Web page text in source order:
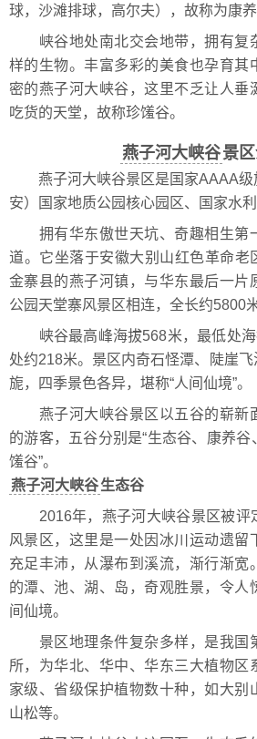
球，沙滩排球，高尔夫），故称为康养
峡谷地处南北交会地带，拥有复
样的生物。丰富多彩的美食也孕育其
密的燕子河大峡谷，这里不乏让人垂
吃货的天堂，故称珍馐谷。
燕子河大峡谷景
燕子河大峡谷景区是国家AAAA级
安）国家地质公园核心园区、国家水利
拥有华东傲世天坑、奇趣相生第
道。它坐落于安徽大别山红色革命
金寨县的燕子河镇，与华东最后一片
公园天堂寨风景区相连，全长约5800米
峡谷最高峰海拔568米，最低处海
处约218米。景区内奇石怪潭、陡崖
旎，四季景色各异，堪称“人间仙境”。
燕子河大峡谷景区以五谷的崭新
的游客，五谷分别是“生态谷、康养
馐谷”。
燕子河大峡谷生态谷
2016年，燕子河大峡谷景区被评
风景区，这里是一处因冰川运动遗留
充足丰沛，从瀑布到溪流，渐行渐宽
的潭、池、湖、岛，奇观胜景，令人
间仙境。
景区地理条件复杂多样，是我国
所，为华北、华中、华东三大植物区
家级、省级保护植物数十种，如大别
山松等。